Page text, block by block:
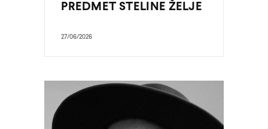
PREDMET STELINE ŽELJE
27/06/2026